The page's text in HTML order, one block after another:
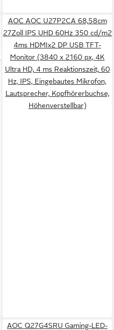
AOC AOC U27P2CA 68,58cm
27Zoll IPS UHD 60Hz 350 cd/m2
4ms HDMIx2 DP USB TFT-
Monitor (3840 x 2160 px, 4K
Ultra HD, 4 ms Reaktionszeit, 60
Hz, IPS, Eingebautes Mikrofon,
Lautsprecher, Kopfhörerbuchse,
Höhenverstellbar)
AOC Q27G4SRU Gaming-LED-